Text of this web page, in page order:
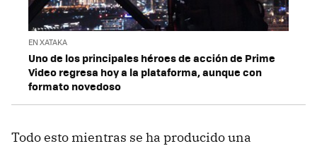
EN XATAKA
Uno de los principales héroes de acción de Prime
Video regresa hoy a la plataforma, aunque con
formato novedoso
Todo esto mientras se ha producido una